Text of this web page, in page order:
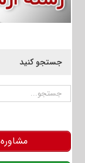
جستجو کنید
جستجو